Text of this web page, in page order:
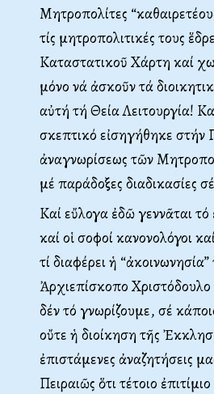
Μητροπολίτες
τίς μητροπολιτικές τους
Καταστατικοῦ Χάρτη καί
μόνο νά ἀσκοῦν τά
αὐτή τή Θεία Λειτουργία!
σκεπτικό εἰσηγήθηκε
ἀναγνωρίσεως τῶν
μέ παράδοξες διαδικασίες
Καί εὔλογα ἐδῶ γεννᾶται
καί οἱ σοφοί κανονολόγοι
τί διαφέρει ἡ
Ἀρχιεπίσκοπο
δέν τό γνωρίζουμε, σέ
οὔτε ἡ διοίκηση τῆς
ἐπιστάμενες ἀναζητήσεις
Πειραιῶς ὅτι τέτοιο